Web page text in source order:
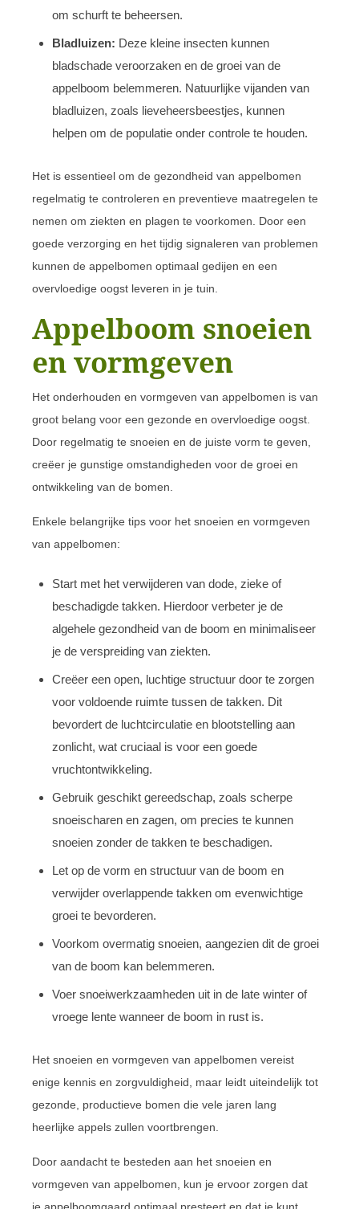
om schurft te beheersen.
Bladluizen: Deze kleine insecten kunnen
bladschade veroorzaken en de groei van de
appelboom belemmeren. Natuurlijke vijanden van
bladluizen, zoals lieveheersbeestjes, kunnen
helpen om de populatie onder controle te houden.
Het is essentieel om de gezondheid van appelbomen
regelmatig te controleren en preventieve maatregelen te
nemen om ziekten en plagen te voorkomen. Door een
goede verzorging en het tijdig signaleren van problemen
kunnen de appelbomen optimaal gedijen en een
overvloedige oogst leveren in je tuin.
Appelboom snoeien
en vormgeven
Het onderhouden en vormgeven van appelbomen is van
groot belang voor een gezonde en overvloedige oogst.
Door regelmatig te snoeien en de juiste vorm te geven,
creëer je gunstige omstandigheden voor de groei en
ontwikkeling van de bomen.
Enkele belangrijke tips voor het snoeien en vormgeven
van appelbomen:
Start met het verwijderen van dode, zieke of
beschadigde takken. Hierdoor verbeter je de
algehele gezondheid van de boom en minimaliseer
je de verspreiding van ziekten.
Creëer een open, luchtige structuur door te zorgen
voor voldoende ruimte tussen de takken. Dit
bevordert de luchtcirculatie en blootstelling aan
zonlicht, wat cruciaal is voor een goede
vruchtontwikkeling.
Gebruik geschikt gereedschap, zoals scherpe
snoeischaren en zagen, om precies te kunnen
snoeien zonder de takken te beschadigen.
Let op de vorm en structuur van de boom en
verwijder overlappende takken om evenwichtige
groei te bevorderen.
Voorkom overmatig snoeien, aangezien dit de groei
van de boom kan belemmeren.
Voer snoeiwerkzaamheden uit in de late winter of
vroege lente wanneer de boom in rust is.
Het snoeien en vormgeven van appelbomen vereist
enige kennis en zorgvuldigheid, maar leidt uiteindelijk tot
gezonde, productieve bomen die vele jaren lang
heerlijke appels zullen voortbrengen.
Door aandacht te besteden aan het snoeien en
vormgeven van appelbomen, kun je ervoor zorgen dat
je appelboomgaard optimaal presteert en dat je kunt